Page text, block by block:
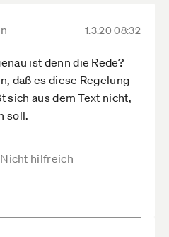
1.3.20 08:32
ist denn die Rede?
daß es diese Regelung
aus dem Text nicht,
soll.
Nicht hilfreich